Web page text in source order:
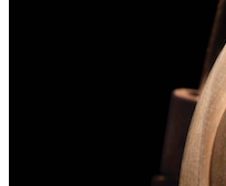
Big Bang Sapphire Sky